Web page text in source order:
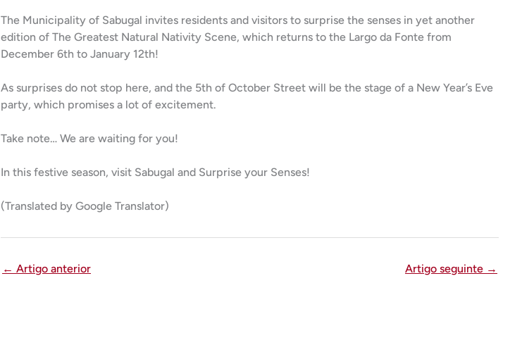
The Municipality of Sabugal invites residents and visitors to surprise the senses in yet another
edition of The Greatest Natural Nativity Scene, which returns to the Largo da Fonte from
December 6th to January 12th!
As surprises do not stop here, and the 5th of October Street will be the stage of a New Year’s Eve
party, which promises a lot of excitement.
Take note… We are waiting for you!
In this festive season, visit Sabugal and Surprise your Senses!
(Translated by Google Translator)
← Artigo anterior Artigo seguinte →